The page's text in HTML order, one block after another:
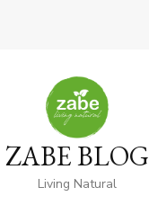
ZABE BLOG
Living Natural